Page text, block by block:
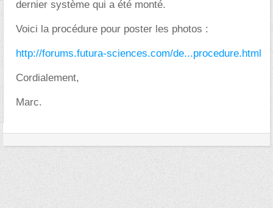
dernier système qui a été monté.
Voici la procédure pour poster les photos :
http://forums.futura-sciences.com/de...procedure.html
Cordialement,
Marc.